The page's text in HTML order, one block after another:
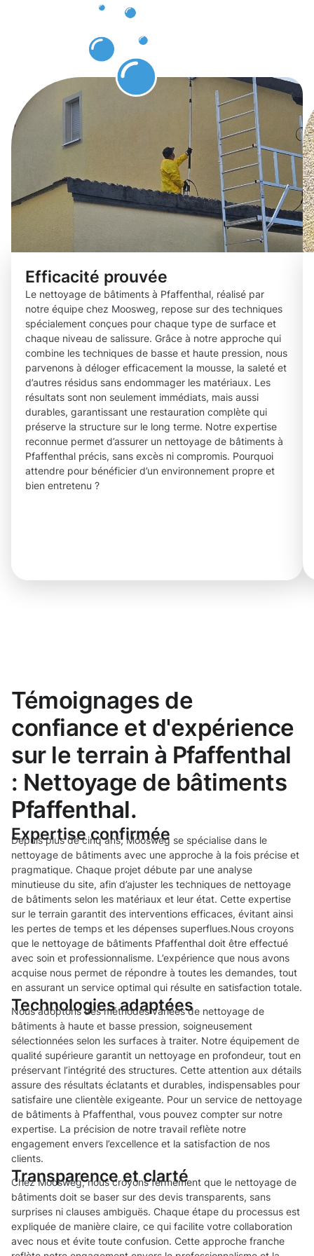
Efficacité prouvée
Le nettoyage de bâtiments à Pfaffenthal, réalisé par
notre équipe chez Moosweg, repose sur des techniques
spécialement conçues pour chaque type de surface et
chaque niveau de salissure. Grâce à notre approche qui
combine les techniques de basse et haute pression, nous
parvenons à déloger efficacement la mousse, la saleté et
d’autres résidus sans endommager les matériaux. Les
résultats sont non seulement immédiats, mais aussi
durables, garantissant une restauration complète qui
préserve la structure sur le long terme. Notre expertise
reconnue permet d’assurer un nettoyage de bâtiments à
Pfaffenthal précis, sans excès ni compromis. Pourquoi
attendre pour bénéficier d’un environnement propre et
bien entretenu ?
Témoignages de
confiance et d'expérience
sur le terrain à Pfaffenthal
: Nettoyage de bâtiments
Pfaffenthal.
Expertise confirmée
Depuis plus de cinq ans, Moosweg se spécialise dans le
nettoyage de bâtiments avec une approche à la fois précise et
pragmatique. Chaque projet débute par une analyse
minutieuse du site, afin d’ajuster les techniques de nettoyage
de bâtiments selon les matériaux et leur état. Cette expertise
sur le terrain garantit des interventions efficaces, évitant ainsi
les pertes de temps et les dépenses superflues.Nous croyons
que le nettoyage de bâtiments Pfaffenthal doit être effectué
avec soin et professionnalisme. L’expérience que nous avons
acquise nous permet de répondre à toutes les demandes, tout
en assurant un service optimal qui résulte en satisfaction totale.
Technologies adaptées
Nous adoptons des méthodes variées de nettoyage de
bâtiments à haute et basse pression, soigneusement
sélectionnées selon les surfaces à traiter. Notre équipement de
qualité supérieure garantit un nettoyage en profondeur, tout en
préservant l’intégrité des structures. Cette attention aux détails
assure des résultats éclatants et durables, indispensables pour
satisfaire une clientèle exigeante. Pour un service de nettoyage
de bâtiments à Pfaffenthal, vous pouvez compter sur notre
expertise. La précision de notre travail reflète notre
engagement envers l’excellence et la satisfaction de nos
clients.
Transparence et clarté
Chez Moosweg, nous croyons fermement que le nettoyage de
bâtiments doit se baser sur des devis transparents, sans
surprises ni clauses ambiguës. Chaque étape du processus est
expliquée de manière claire, ce qui facilite votre collaboration
avec nous et évite toute confusion. Cette approche franche